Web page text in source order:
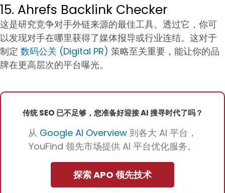
15. Ahrefs Backlink Checker
这是研究竞争对手外链来源的最佳工具。透过它，你可
以发现对手在哪里获得了媒体报导或行业连结。这对于
制定 数码公关 (Digital PR) 策略至关重要，能让你的品
牌在更高层次的平台曝光。
传统 SEO 已不足够，您准备好迎接 AI 搜寻时代了吗？
从 Google AI Overview 到各大 AI 平台，
YouFind 领先市场提供 AI 平台优化服务。
探索 APO 领先技术